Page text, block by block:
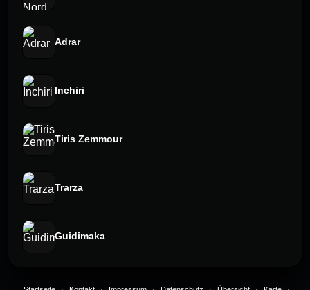
Adrar
Inchiri
Tiris Zemmour
Trarza
Guidimaka